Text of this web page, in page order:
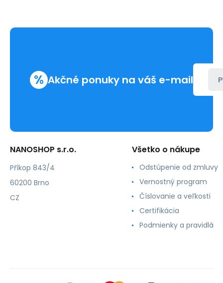
% Akčné ponuky na váš e-mail
NANOSHOP s.r.o.
Příkop 843/4
60200 Brno
CZ
Všetko o nákupe
Odstúpenie od zmluvy
Vernostný program
Číslovanie a veľkosti
Certifikácia
Podmienky a pravidlá